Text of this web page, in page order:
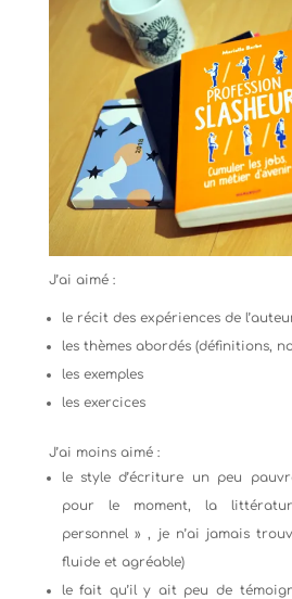
J’ai aimé :
le récit des expériences de
les thèmes abordés (définitions,
les exemples
les exercices
J’ai moins aimé :
le style d’écriture un peu
pour le moment, la
personnel » , je n’ai jamais
fluide et agréable)
le fait qu’il y ait peu de